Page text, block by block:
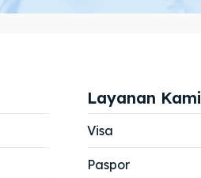
Cari
Cari
Layanan Kami
Visa
Paspor